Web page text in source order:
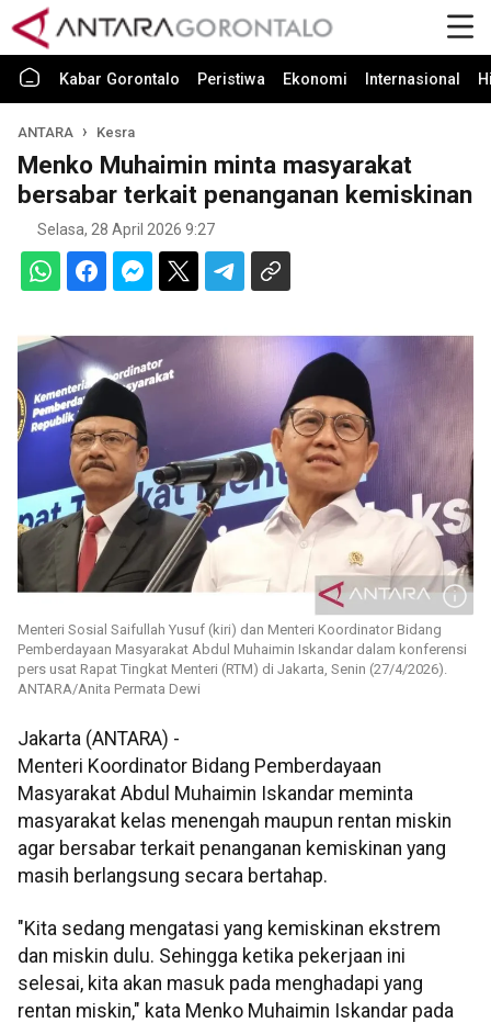
Kabar Gorontalo Peristiwa Ekonomi Internasional
ANTARA Kesra
Menko Muhaimin minta masyarakat
bersabar terkait penanganan kemiskinan
Selasa, 28 April 2026 9:27
Menteri Sosial Saifullah Yusuf (kiri) dan Menteri Koordinator Bidang
Pemberdayaan Masyarakat Abdul Muhaimin Iskandar dalam konferensi
pers usat Rapat Tingkat Menteri (RTM) di Jakarta, Senin (27/4/2026).
ANTARA/Anita Permata Dewi
Jakarta (ANTARA) -
Menteri Koordinator Bidang Pemberdayaan
Masyarakat Abdul Muhaimin Iskandar meminta
masyarakat kelas menengah maupun rentan miskin
agar bersabar terkait penanganan kemiskinan yang
masih berlangsung secara bertahap.
"Kita sedang mengatasi yang kemiskinan ekstrem
dan miskin dulu. Sehingga ketika pekerjaan ini
selesai, kita akan masuk pada menghadapi yang
rentan miskin," kata Menko Muhaimin Iskandar pada